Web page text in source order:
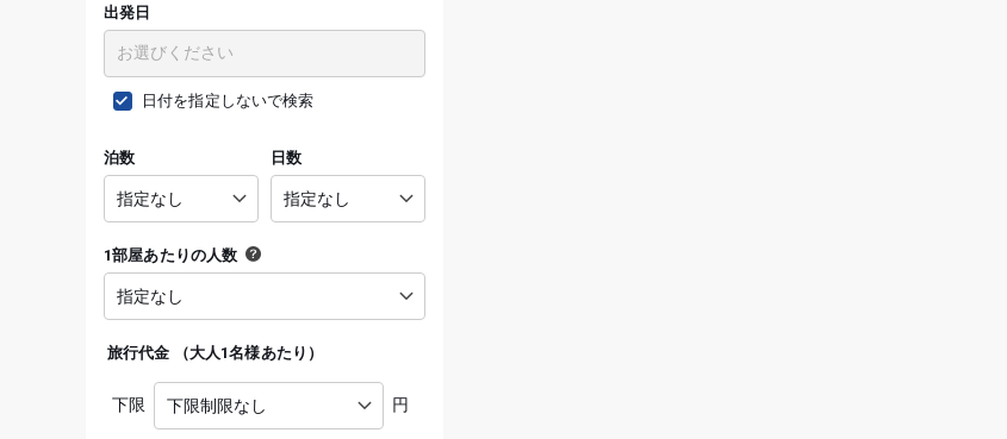
出発日
日付を指定しないで検索
泊数 日数
1部屋あたりの人数
旅行代金 （大人1名様あたり ）
下限 円